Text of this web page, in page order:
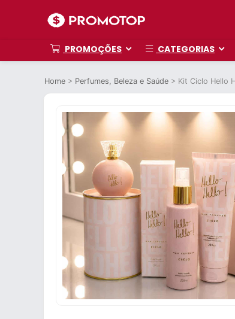
PROMOÇÕES CATEGORIAS
Home > Perfumes, Beleza e Saúde > Kit Ciclo Hello